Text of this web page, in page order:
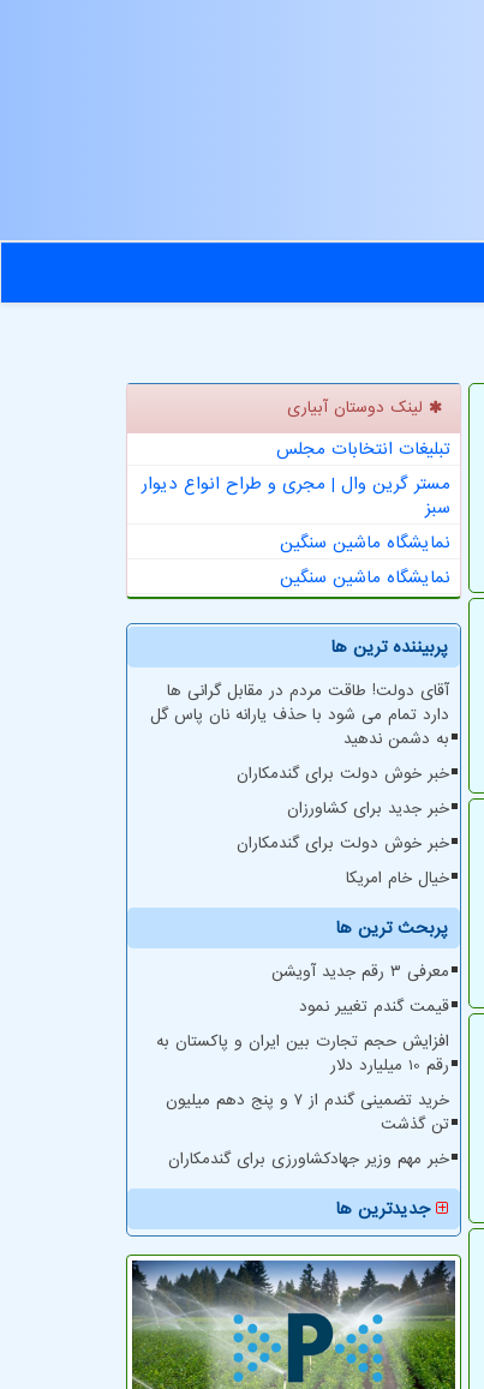
لینک دوستان آبیاری
تبلیغات انتخابات مجلس
مستر گرین وال | مجری و طراح انواع دیوار
سبز
نمایشگاه ماشین سنگین
نمایشگاه ماشین سنگین
پربیننده ترین ها
آقای دولت! طاقت مردم در مقابل گرانی ها
دارد تمام می شود با حذف یارانه نان پاس گل
به دشمن ندهید
خبر خوش دولت برای گندمکاران
خبر جدید برای کشاورزان
خبر خوش دولت برای گندمکاران
خیال خام امریکا
پربحث ترین ها
معرفی ۳ رقم جدید آویشن
قیمت گندم تغییر نمود
افزایش حجم تجارت بین ایران و پاکستان به
رقم 10 میلیارد دلار
خرید تضمینی گندم از ۷ و پنج دهم میلیون
تن گذشت
خبر مهم وزیر جهادکشاورزی برای گندمکاران
جدیدترین ها